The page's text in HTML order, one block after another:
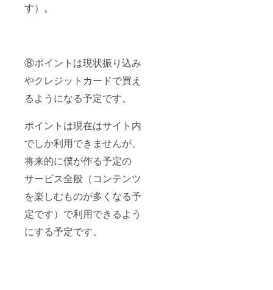
す）。
⑧ポイントは現状振り込み
やクレジットカードで買え
るようになる予定です。
ポイントは現在はサイト内
でしか利用できませんが、
将来的に僕が作る予定の
サービス全般（コンテンツ
を楽しむものが多くなる予
定です）で利用できるよう
にする予定です。